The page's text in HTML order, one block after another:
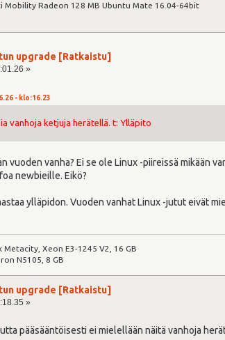
Mobility Radeon 128 MB Ubuntu Mate 16.04-64bit
upgrade [Ratkaistu]
»
- klo:16.23
vanhoja ketjuja herätellä. t: Ylläpito
vuoden vanha? Ei se ole Linux -piireissä mikään
newbieille. Eikö?
ylläpidon. Vuoden vanhat Linux -jutut eivät
Metacity, Xeon E3-1245 V2, 16 GB
N5105, 8 GB
upgrade [Ratkaistu]
»
pääsääntöisesti ei mielellään näitä vanhoja